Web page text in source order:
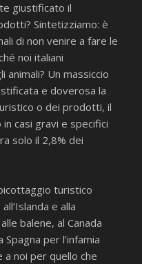
giustificato il
Sintetizziamo: è
di non venire a fare le
noi italiani
Un massiccio
e doverosa la
o dei prodotti, il
casi gravi e specifici
solo il 2,8% dei
turistico
e alla
balene, al Canada
per l’infamia
noi per quello che